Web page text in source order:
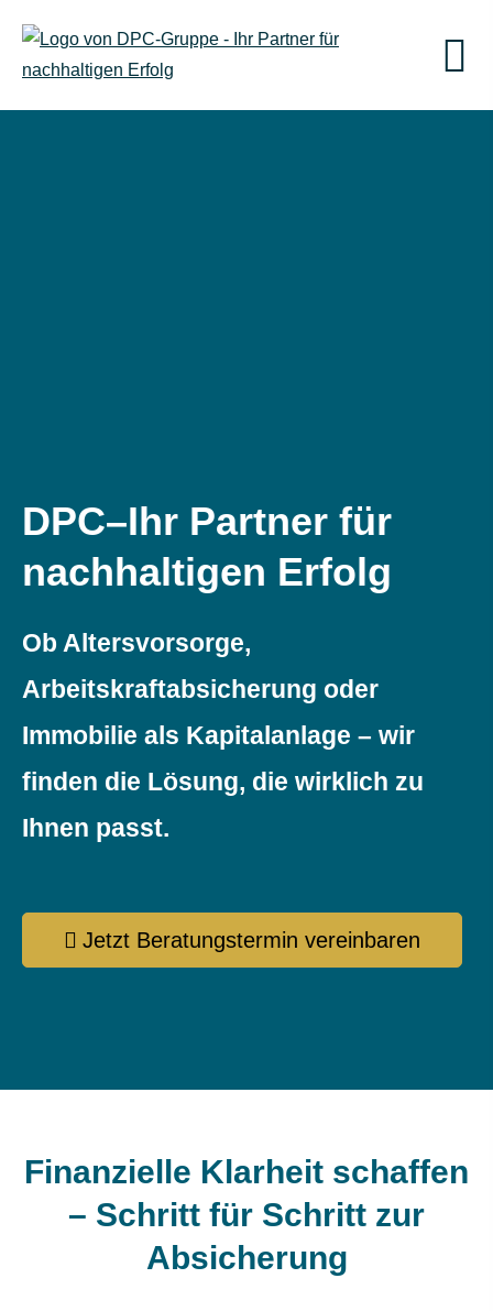
DPC–Ihr Partner für
nachhaltigen Erfolg
Ob Alters­vorsorge,
Arbeitskraftabsicherung oder
Immobilie als Kapitalanlage – wir
finden die Lösung, die wirklich zu
Ihnen passt.
Jetzt Beratungstermin vereinbaren
Finanzielle Klarheit schaffen
– Schritt für Schritt zur
Absicherung